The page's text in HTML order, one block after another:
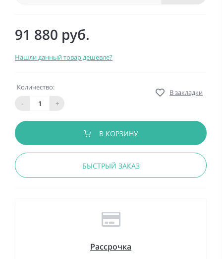
91 880 руб.
Нашли данный товар дешевле?
Количество:
-
+
В закладки
В КОРЗИНУ
БЫСТРЫЙ ЗАКАЗ
Рассрочка